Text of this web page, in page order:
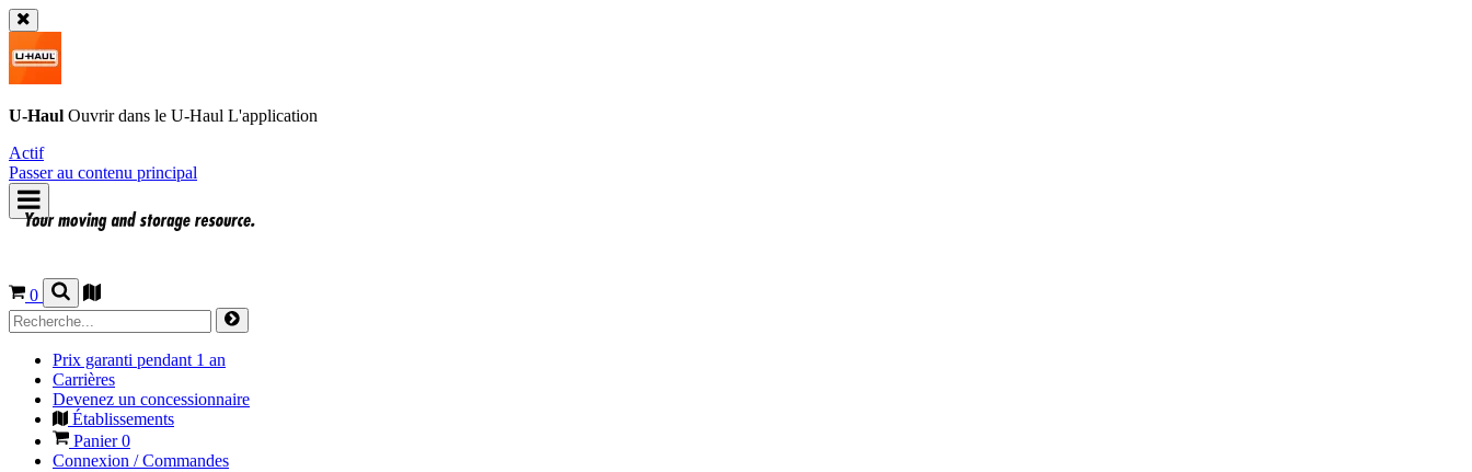
U-Haul Ouvrir dans le U-Haul L'application
Actif
Passer au contenu principal
0
Prix garanti pendant 1 an
Carrières
Devenez un concessionnaire
Établissements
Panier0
Connexion / Commandes